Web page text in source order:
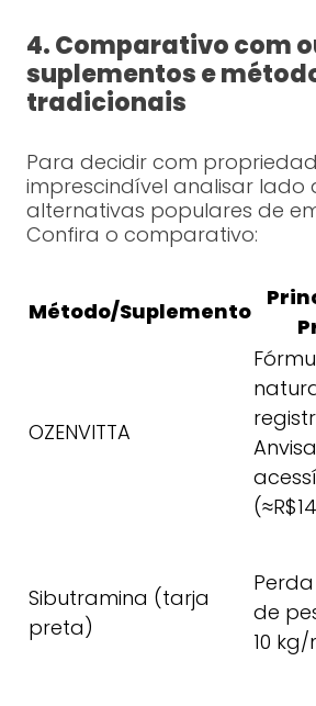
4. Comparativo com
suplementos e
tradicionais
Para decidir com
imprescindível analisar lado
alternativas populares de
Confira o comparativo:
Método/Suplemento
OZENVITTA
Sibutramina (tarja
preta)
de
10